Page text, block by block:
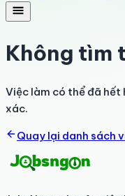
Không tìm
Việc làm có thể đã hết
xác.
Quay lại danh sách